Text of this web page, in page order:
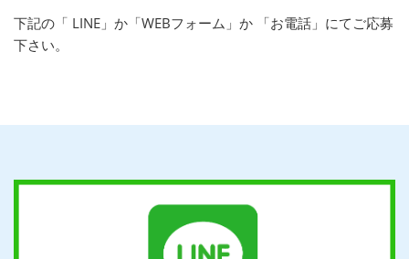
下記の「 LINE」か「WEBフォーム」か 「お電話」にてご応募
下さい。